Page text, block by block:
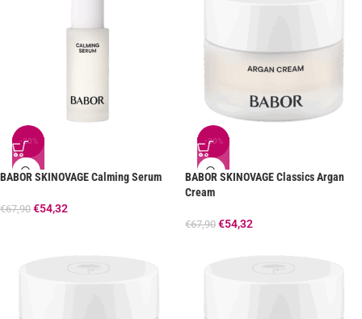
-20%
BABOR SKINOVAGE Calming Serum
€67,90 €54,32
-20%
BABOR SKINOVAGE Classics Argan
Cream
€67,90 €54,32